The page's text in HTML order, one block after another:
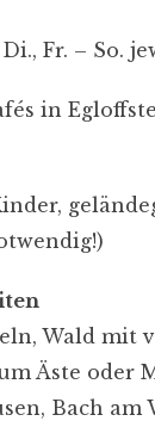
Fr. – So.
in
Wald mit
Äste oder
Bach am